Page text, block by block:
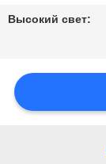
PRIVACY
Высокий свет: